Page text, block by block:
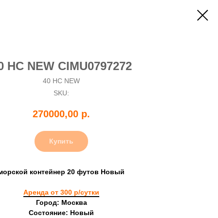
HC NEW CIMU0797272
40 HC NEW
SKU:
270000,00 р.
Купить
контейнер 20 футов Новый
Аренда от 300 р/сутки
Город: Москва
Состояние: Новый